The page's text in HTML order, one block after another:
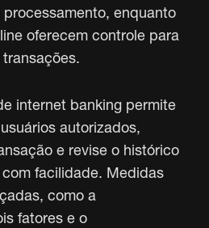
enquanto
oferecem controle para
internet banking permite
autorizados,
e revise o histórico
facilidade. Medidas
como a
fatores e o